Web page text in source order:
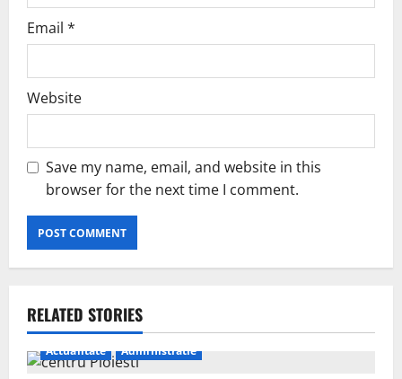
Email *
Website
Save my name, email, and website in this
browser for the next time I comment.
RELATED STORIES
Actualitate Administratie